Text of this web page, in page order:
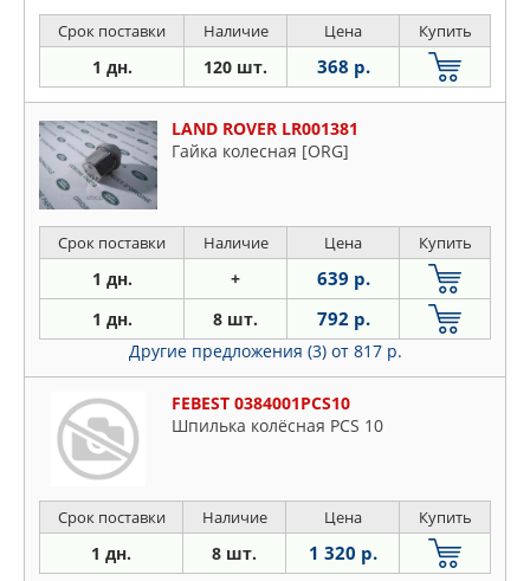
Срок поставки Наличие Цена Купить
1 дн. 120 шт. 368 р.
LAND ROVER LR001381
Гайка колесная [ORG]
Срок поставки Наличие Цена Купить
1 дн. + 639 р.
1 дн. 8 шт. 792 р.
Другие предложения (3) от 817 р.
FEBEST 0384001PCS10
Шпилька колёсная PCS 10
Срок поставки Наличие Цена Купить
1 дн. 8 шт. 1 320 р.